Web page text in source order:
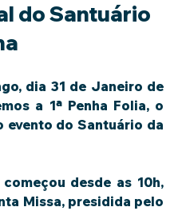
do Santuário
dia 31 de Janeiro de
a 1ª Penha Folia, o
evento do Santuário da
desde as 10h,
Missa, presidida pelo